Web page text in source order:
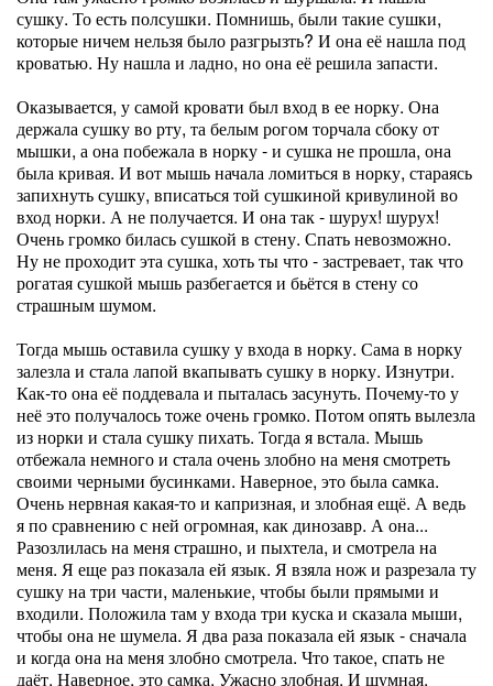
сушку. То есть полсушки. Помнишь, были такие сушки,
которые ничем нельзя было разгрызть? И она её нашла под
кроватью. Ну нашла и ладно, но она её решила запасти.
Оказывается, у самой кровати был вход в ее норку. Она
держала сушку во рту, та белым рогом торчала сбоку от
мышки, а она побежала в норку - и сушка не прошла, она
была кривая. И вот мышь начала ломиться в норку, стараясь
запихнуть сушку, вписаться той сушкиной кривулиной во
вход норки. А не получается. И она так - шурух! шурух!
Очень громко билась сушкой в стену. Спать невозможно.
Ну не проходит эта сушка, хоть ты что - застревает, так что
рогатая сушкой мышь разбегается и бьётся в стену со
страшным шумом.
Тогда мышь оставила сушку у входа в норку. Сама в норку
залезла и стала лапой вкапывать сушку в норку. Изнутри.
Как-то она её поддевала и пыталась засунуть. Почему-то у
неё это получалось тоже очень громко. Потом опять вылезла
из норки и стала сушку пихать. Тогда я встала. Мышь
отбежала немного и стала очень злобно на меня смотреть
своими черными бусинками. Наверное, это была самка.
Очень нервная какая-то и капризная, и злобная ещё. А ведь
я по сравнению с ней огромная, как динозавр. А она...
Разозлилась на меня страшно, и пыхтела, и смотрела на
меня. Я еще раз показала ей язык. Я взяла нож и разрезала ту
сушку на три части, маленькие, чтобы были прямыми и
входили. Положила там у входа три куска и сказала мыши,
чтобы она не шумела. Я два раза показала ей язык - сначала
и когда она на меня злобно смотрела. Что такое, спать не
даёт. Наверное, это самка. Ужасно злобная. И шумная.